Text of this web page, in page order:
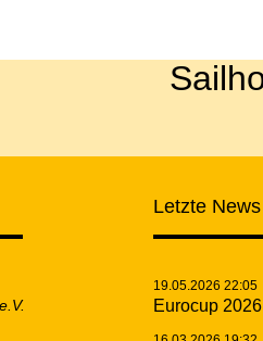
Letzte News
19.05.2026 22:05
Eurocup